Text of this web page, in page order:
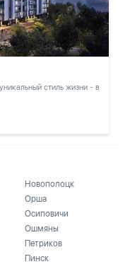
стиль жизни - в
Новополоцк
Орша
Осиповичи
Ошмяны
Петриков
Пинск